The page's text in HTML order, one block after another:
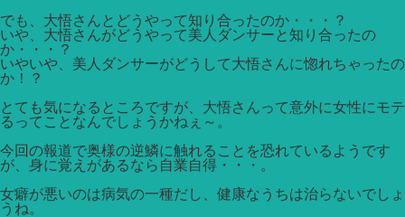
でも、大悟さんとどうやって知り合ったのか・・・？
いや、大悟さんがどうやって美人ダンサーと知り合ったの
か・・・？
いやいや、美人ダンサーがどうして大悟さんに惚れちゃったの
か！？
とても気になるところですが、大悟さんって意外に女性にモテ
るってことなんでしょうかねぇ～。
今回の報道で奥様の逆鱗に触れることを恐れているようです
が、身に覚えがあるなら自業自得・・・。
女癖が悪いのは病気の一種だし、健康なうちは治らないでしょ
うね。